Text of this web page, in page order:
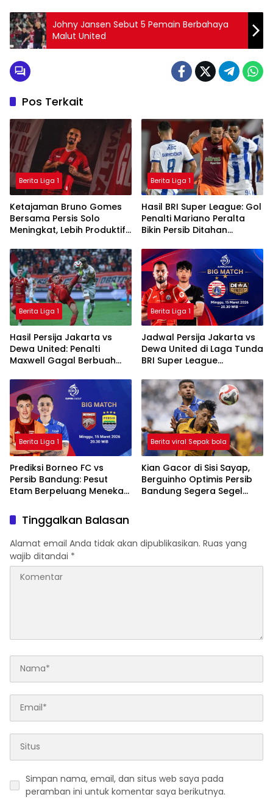
Johny Jansen Sebut 5 Pemain Berbahaya
Malut United
Pos Terkait
Berita Liga 1
Ketajaman Bruno Gomes
Bersama Persis Solo
Meningkat, Lebih Produktif
Padang
Berita Liga 1
Hasil BRI Super League: Gol
Penalti Mariano Peralta
Bikin Persib Ditahan
Berita Liga 1
Hasil Persija Jakarta vs
Dewa United: Penalti
Maxwell Gagal Berbuah
Ditahan Imbang
Berita Liga 1
Jadwal Persija Jakarta vs
Dewa United di Laga Tunda
BRI Super League
Berita Liga 1
Prediksi Borneo FC vs
Persib Bandung: Pesut
Etam Berpeluang Menekan
Berita viral Sepak bola
Kian Gacor di Sisi Sayap,
Berguinho Optimis Persib
Bandung Segera Segel
Tinggalkan Balasan
Alamat email Anda tidak akan dipublikasikan. Ruas yang
wajib ditandai *
Simpan nama, email, dan situs web saya pada
peramban ini untuk komentar saya berikutnya.